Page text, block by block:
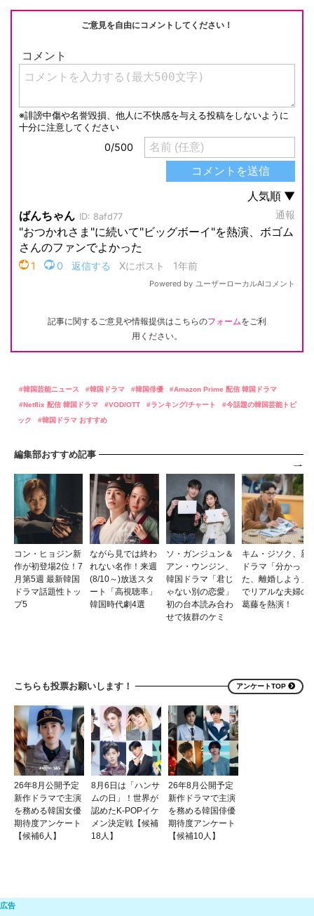
ご意見を自由にコメントしてください！
記事に関するご意見や情報提供はこちらのフォームをご利
用ください。
韓国芸能ニュース 韓国ドラマ 韓国俳優
Amazon Prime 配信 韓国ドラマ
Netflix 配信 韓国ドラマ
VOD/OTT ランキング/チャート
今話題の韓国芸能トピ
ック
韓国ドラマ おすすめ
編集部おすすめ記事
コン・ヒョジン新
作が初登場2位！7
月第5週 最新韓国
ドラマ話題性トッ
プ5
ながら見では終わ
れない名作！来週
(8/10～)放送スタ
ート「高視聴率」
韓国時代劇4選
ソ・ガンジュン＆
アン・ウンジン、
韓国ドラマ「君じ
ゃない別の恋愛」
初の台本読み合わ
せで抜群のケミ
キム・ジソク、新
ドラマ「分かっ
た、離婚しよう」
でリアルな夫婦の
葛藤を熱演！
こちらも投票お願いします！ アンケートTOP
26年8月公開予定
新作ドラマで主演
を務める韓国女優
期待度アンケート
【候補6人】
8月6日は「ハンサ
ムの日」！世界が
認めたK-POPイケ
メン決定戦【候補
18人】
26年8月公開予定
新作ドラマで主演
を務める韓国俳優
期待度アンケート
【候補10人】